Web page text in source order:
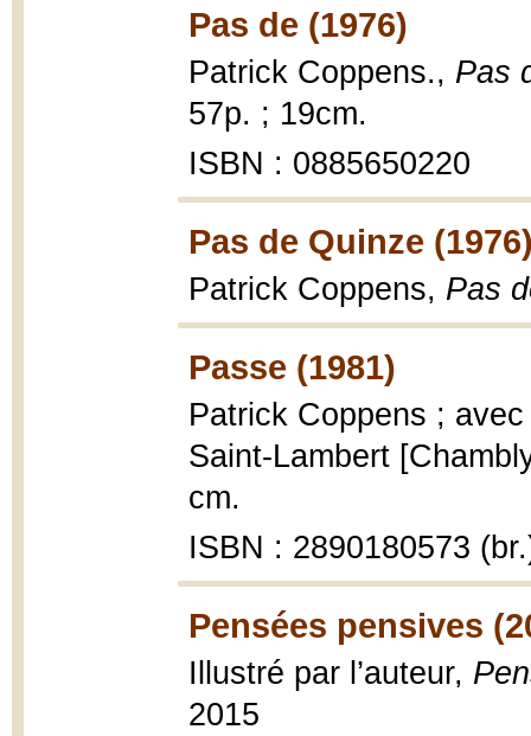
Pas de (1976)
Patrick Coppens., Pas
57p. ; 19cm.
ISBN : 0885650220
Pas de Quinze
Patrick Coppens, Pas
Passe (1981)
Patrick Coppens ;
Saint-Lambert
cm.
ISBN : 2890180573
Pensées pensives
Illustré par l’auteur,
2015